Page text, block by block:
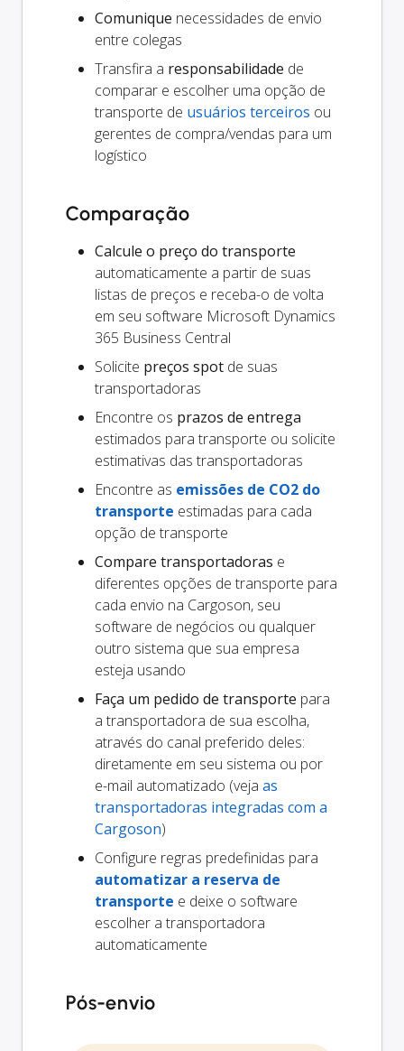
Comunique necessidades de envio
entre colegas
Transfira a responsabilidade de
comparar e escolher uma opção de
transporte de usuários terceiros ou
gerentes de compra/vendas para um
logístico
Comparação
Calcule o preço do transporte
automaticamente a partir de suas
listas de preços e receba-o de volta
em seu software Microsoft Dynamics
365 Business Central
Solicite preços spot de suas
transportadoras
Encontre os prazos de entrega
estimados para transporte ou solicite
estimativas das transportadoras
Encontre as emissões de CO2 do
transporte estimadas para cada
opção de transporte
Compare transportadoras e
diferentes opções de transporte para
cada envio na Cargoson, seu
software de negócios ou qualquer
outro sistema que sua empresa
esteja usando
Faça um pedido de transporte para
a transportadora de sua escolha,
através do canal preferido deles:
diretamente em seu sistema ou por
e-mail automatizado (veja as
transportadoras integradas com a
Cargoson)
Configure regras predefinidas para
automatizar a reserva de
transporte e deixe o software
escolher a transportadora
automaticamente
Pós-envio